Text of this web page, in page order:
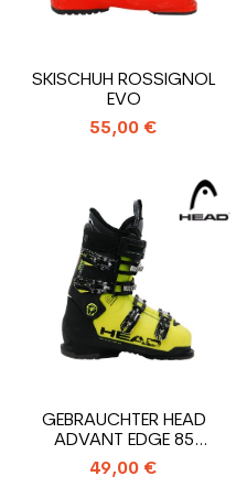
SKISCHUH ROSSIGNOL
EVO
55,00 €
GEBRAUCHTER HEAD
ADVANT EDGE 85
SKISCHUH
49,00 €